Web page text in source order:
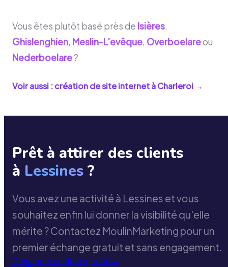
Vous êtes plutôt basé près de Isières,
Ghislenghien, Meslin-L'evêque, Overboelareou
Nederboelare?
Voir aussi : création de site internet àCharleroi →
Prêt à attirer des clients
à Lessines ?
Vous avez une activité à Lessines et vous
souhaitez enfin lui donner la visibilité qu'elle
mérite ? Contactez MoulinMarketing pour un
premier échange gratuit et sans engagement.
Demander un devis gratuit→